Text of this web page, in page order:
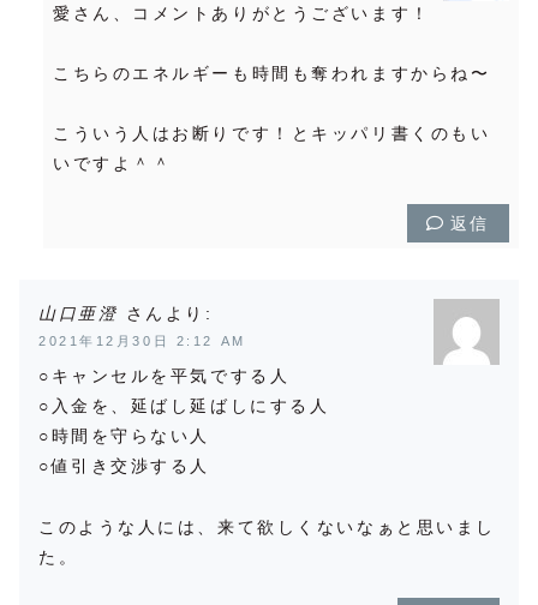
愛さん、コメントありがとうございます！
こちらのエネルギーも時間も奪われますからね〜
こういう人はお断りです！とキッパリ書くのもい
いですよ＾＾
返信
山口亜澄 より:
2021年12月30日 2:12 AM
○キャンセルを平気でする人
○入金を、延ばし延ばしにする人
○時間を守らない人
○値引き交渉する人
このような人には、来て欲しくないなぁと思いまし
た。